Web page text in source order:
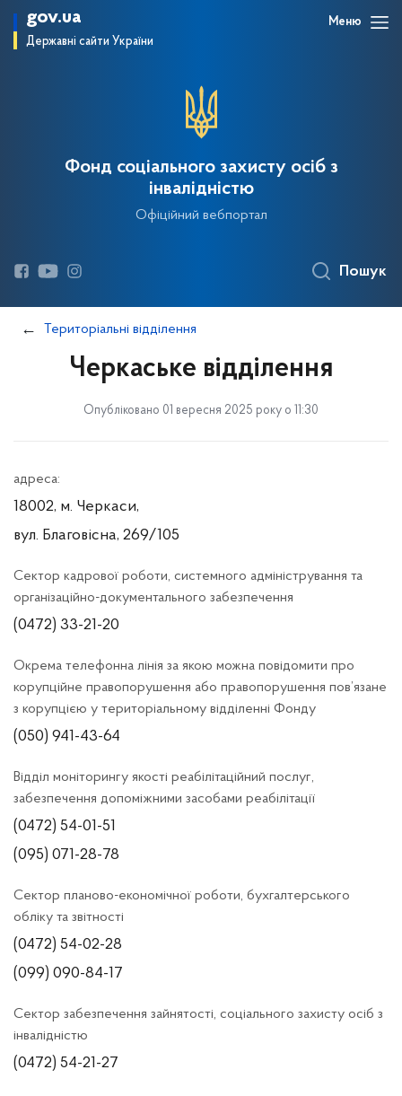
gov.ua
Державні сайти України
Меню
Фонд соціального захисту осіб з
інвалідністю
Офіційний вебпортал
Пошук
Територіальні відділення
Черкаське відділення
Опубліковано 01 вересня 2025 року о 11:30
адреса:
18002, м. Черкаси,
вул. Благовісна, 269/105
Сектор кадрової роботи, системного адміністрування та
організаційно-документального забезпечення
(0472) 33-21-20
Окрема телефонна лінія за якою можна повідомити про
корупційне правопорушення або правопорушення пов’язане
з корупцією у територіальному відділенні Фонду
(050) 941-43-64
Відділ моніторингу якості реабілітаційний послуг,
забезпечення допоміжними засобами реабілітації
(0472) 54-01-51
(095) 071-28-78
Сектор планово-економічної роботи, бухгалтерського
обліку та звітності
(0472) 54-02-28
(099) 090-84-17
Сектор забезпечення зайнятості, соціального захисту осіб з
інвалідністю
(0472) 54-21-27